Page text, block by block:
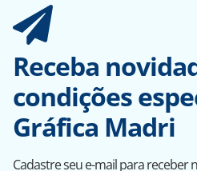
Receba
condições
Gráfica Madri
Cadastre seu e-mail para